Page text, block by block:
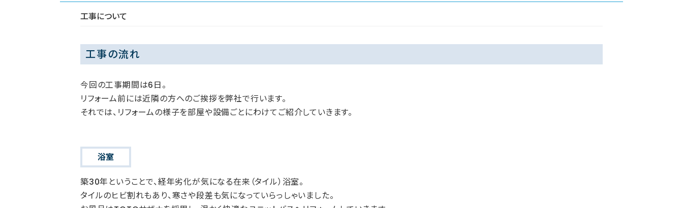
工事について
工事の流れ
今回の工事期間は6日。
リフォーム前には近隣の方へのご挨拶を弊社で行います。
それでは、リフォームの様子を部屋や設備ごとにわけてご紹介していきます。
浴室
築30年ということで、経年劣化が気になる在来（タイル）浴室。
タイルのヒビ割れもあり、寒さや段差も気になっていらっしゃいました。